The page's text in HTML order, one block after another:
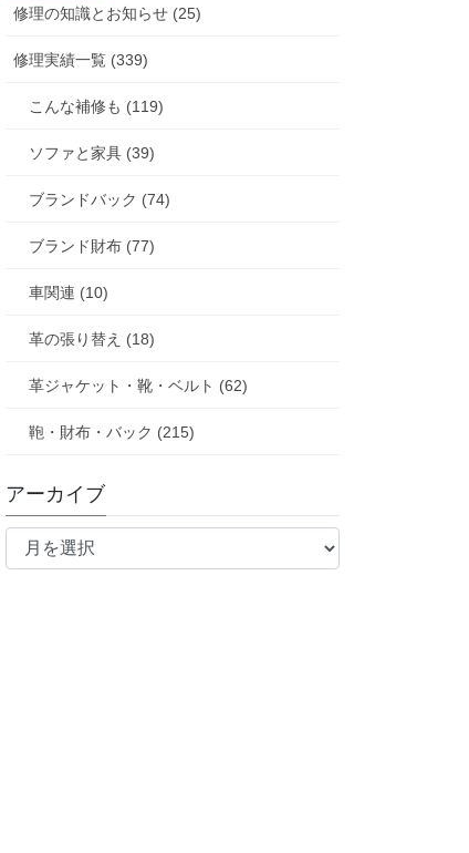
修理の知識とお知らせ (25)
修理実績一覧 (339)
こんな補修も (119)
ソファと家具 (39)
ブランドバック (74)
ブランド財布 (77)
車関連 (10)
革の張り替え (18)
革ジャケット・靴・ベルト (62)
鞄・財布・バック (215)
アーカイブ
ア